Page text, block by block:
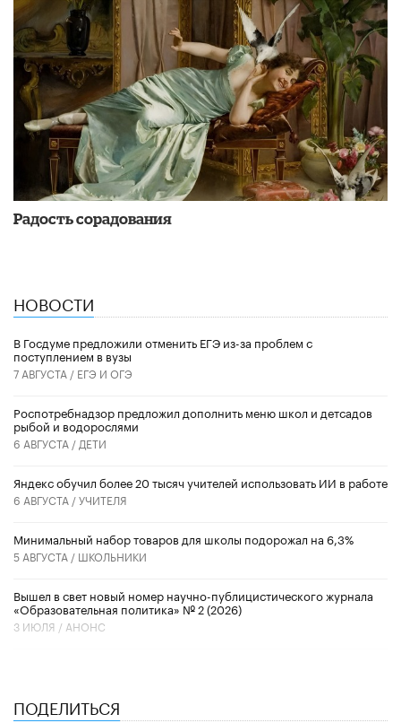
Радость сорадования
НОВОСТИ
В Госдуме предложили отменить ЕГЭ из-за проблем с
поступлением в вузы
7 АВГУСТА / ЕГЭ И ОГЭ
Роспотребнадзор предложил дополнить меню школ и детсадов
рыбой и водорослями
6 АВГУСТА / ДЕТИ
​Яндекс обучил более 20 тысяч учителей использовать ИИ в работе
6 АВГУСТА /УЧИТЕЛЯ
Минимальный набор товаров для школы подорожал на 6,3%
5 АВГУСТА / ШКОЛЬНИКИ
Вышел в свет новый номер научно-публицистического журнала
«Образовательная политика» № 2 (2026)
3 ИЮЛЯ / АНОНС
ПОДЕЛИТЬСЯ